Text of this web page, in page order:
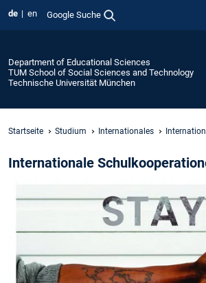
de en Google Suche
Department of Educational Sciences
TUM School of Social Sciences and Technology
Technische Universität München
Startseite Studium Internationales
Internationale